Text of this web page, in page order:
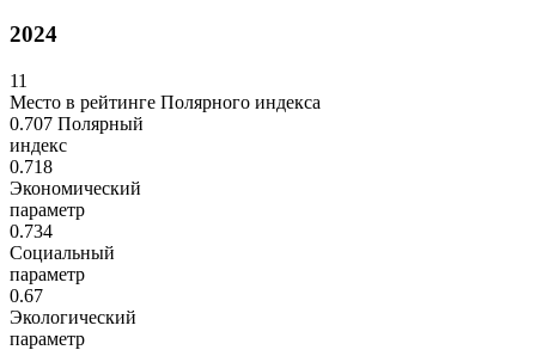
2024
11
Место в рейтинге Полярного индекса
0.707 Полярный
индекс
0.718
Экономический
параметр
0.734
Социальный
параметр
0.67
Экологический
параметр